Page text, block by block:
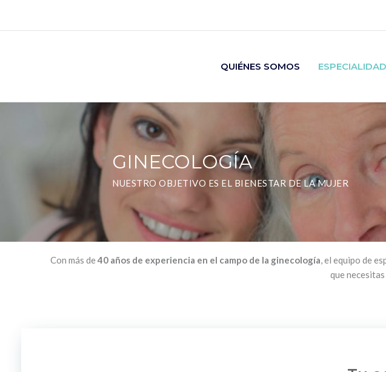
QUIÉNES SOMOS
GINECOLOGÍA
NUESTRO OBJETIVO ES EL BIENESTAR DE LA MUJER
Con más de 40 años de experiencia en el campo de la ginecología, el equipo de
que